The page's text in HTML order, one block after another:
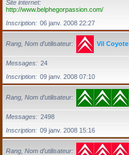
Site internet
http://www.belphegorpassion.com/
Inscription
06 janv. 2008 22:27
Rang, Nom d’utilisateur Vil Coyote
Messages
24
Inscription
09 janv. 2008 07:10
Rang, Nom d’utilisateur
Messages
2498
Inscription
09 janv. 2008 15:16
Rang, Nom d’utilisateur